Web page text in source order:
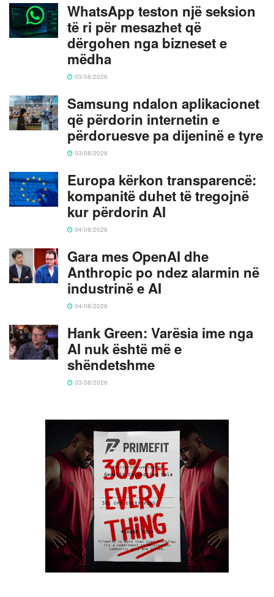
WhatsApp teston një seksion
të ri për mesazhet që
dërgohen nga bizneset e
mëdha
03/08/2026
Samsung ndalon aplikacionet
që përdorin internetin e
përdoruesve pa dijeninë e tyre
03/08/2026
Europa kërkon transparencë:
kompanitë duhet të tregojnë
kur përdorin AI
04/08/2026
Gara mes OpenAI dhe
Anthropic po ndez alarmin në
industrinë e AI
04/08/2026
Hank Green: Varësia ime nga
AI nuk është më e
shëndetshme
03/08/2026